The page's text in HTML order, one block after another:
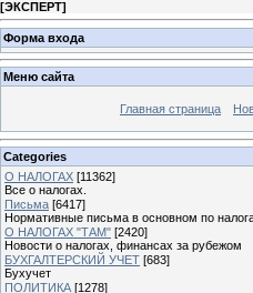
[ЭКСПЕРТ]
Форма входа
Меню сайта
Главная страница
Categories
О НАЛОГАХ [11362]
Все о налогах.
Письма [6417]
Нормативные письма в основном по
О НАЛОГАХ "ТАМ" [2420]
Новости о налогах, финансах за рубежом
БУХГАЛТЕРСКИЙ УЧЕТ [683]
Бухучет
ПОЛИТИКА [1278]